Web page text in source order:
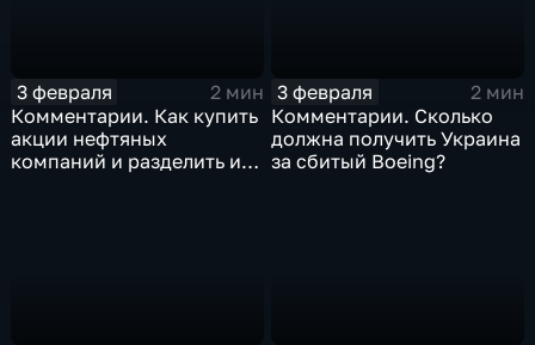
3 февраля
2 мин
Комментарии. Как купить
акции нефтяных
компаний и разделить их
3 февраля
2 мин
Комментарии. Сколько
должна получить Украина
за сбитый Boeing?